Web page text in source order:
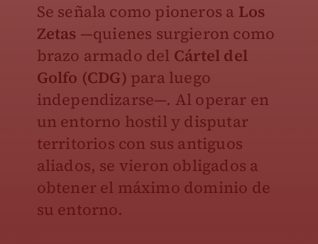
Se señala como pioneros a Los
Zetas —quienes surgieron como
brazo armado del Cártel del
Golfo (CDG) para luego
independizarse—. Al operar en
un entorno hostil y disputar
territorios con sus antiguos
aliados, se vieron obligados a
obtener el máximo dominio de
su entorno.